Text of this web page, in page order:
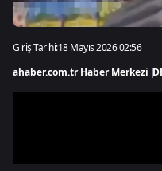
Giriş Tarihi:18 Mayıs 2026 02:56
ahaber.com.tr Haber Merkezi |